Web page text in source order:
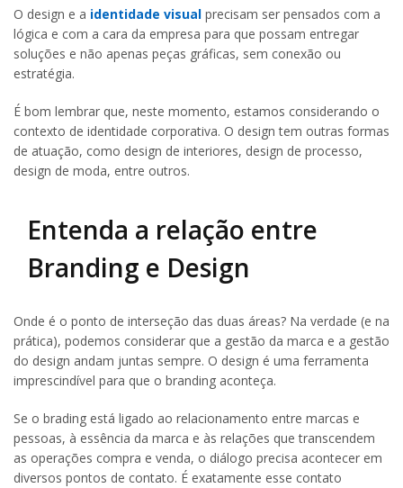
O design e a identidade visual precisam ser pensados com a
lógica e com a cara da empresa para que possam entregar
soluções e não apenas peças gráficas, sem conexão ou
estratégia.
É bom lembrar que, neste momento, estamos considerando o
contexto de identidade corporativa. O design tem outras formas
de atuação, como design de interiores, design de processo,
design de moda, entre outros.
Entenda a relação entre
Branding e Design
Onde é o ponto de interseção das duas áreas? Na verdade (e na
prática), podemos considerar que a gestão da marca e a gestão
do design andam juntas sempre. O design é uma ferramenta
imprescindível para que o branding aconteça.
Se o brading está ligado ao relacionamento entre marcas e
pessoas, à essência da marca e às relações que transcendem
as operações compra e venda, o diálogo precisa acontecer em
diversos pontos de contato. É exatamente esse contato